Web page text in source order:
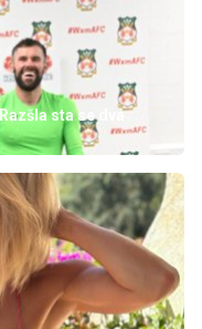
sta se dva